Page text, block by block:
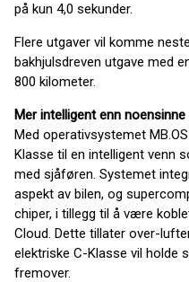
på kun 4,0 sekunder.
Flere utgaver vil komme
bakhjulsdreven utgave med
800 kilometer.
Mer intelligent enn noensinne
Med operativsystemet
Klasse til en intelligent venn
med sjåføren. Systemet
aspekt av bilen, og
chiper, i tillegg til å være
Cloud. Dette tillater over-
elektriske C-Klasse vil holde
fremover.